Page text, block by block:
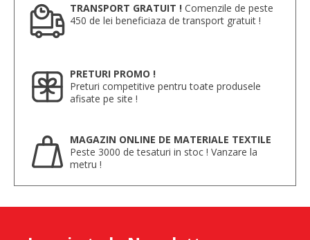
TRANSPORT GRATUIT ! Comenzile de peste
450 de lei beneficiaza de transport gratuit !
PRETURI PROMO !
Preturi competitive pentru toate produsele
afisate pe site !
MAGAZIN ONLINE DE MATERIALE TEXTILE
Peste 3000 de tesaturi in stoc ! Vanzare la
metru !